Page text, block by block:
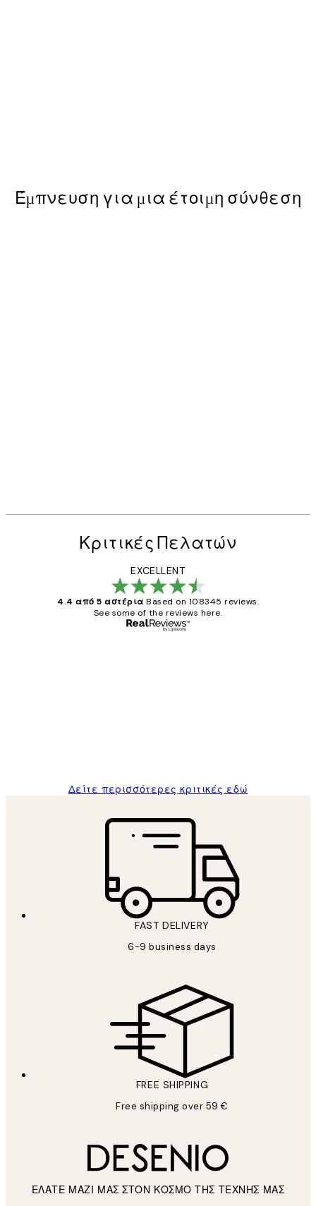
Έμπνευση για μια έτοιμη σύνθεση
Κριτικές Πελατών
EXCELLENT
4.4 από 5 αστέρια Based on 108345 reviews.
See some of the reviews here.
Δείτε περισσότερες κριτικές εδώ
FAST DELIVERY
6-9 business days
FREE SHIPPING
Free shipping over 59 €
ΕΛΑΤΕ ΜΑΖΙ ΜΑΣ ΣΤΟΝ ΚΟΣΜΟ ΤΗΣ ΤΕΧΝΗΣ ΜΑΣ